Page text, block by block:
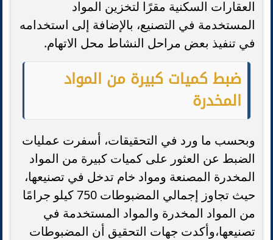
العقارات السكنية مقرًا لتخزين المواد
المستخدمة في التصنيع، بالإضافة إلى استخدامه
في تنفيذ بعض مراحل النشاط محل الاتهام.
ضبط كميات كبيرة من المواد
المخدرة
وبحسب ما ورد في التحقيقات، أسفرت عمليات
الضبط عن العثور على كميات كبيرة من المواد
المخدرة المصنعة ومواد خام تدخل في تصنيعها،
حيث تجاوز إجمالي المضبوطات 750 كيلو جرامًا
من المواد المخدرة والمواد المستخدمة في
تصنيعها،وأكدت جهات التحقيق أن المضبوطات